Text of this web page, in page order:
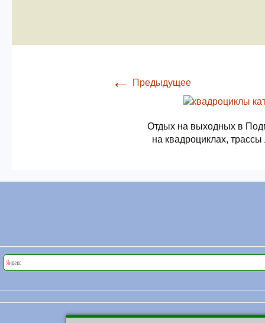
← Предыдущее
Отдых на выходных в
на квадроциклах,